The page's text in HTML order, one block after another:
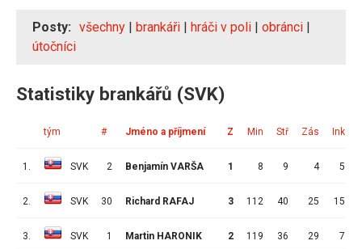
Posty: všechny | brankáři | hráči v poli | obránci |
útočníci
Statistiky brankářů (SVK)
tým # Jméno a příjmení Z Min Stř Zás Ink
1. SVK 2 Benjamín VARŠA 1 8 9 4 5
2. SVK 30 Richard RAFAJ 3 112 40 25 15
3. SVK 1 Martin HARONIK 2 119 36 29 7